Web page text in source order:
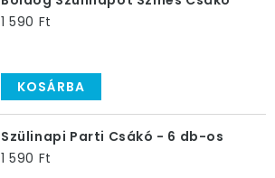
1 590 Ft
KOSÁRBA
Szülinapi Parti Csákó - 6 db-os
1 590 Ft